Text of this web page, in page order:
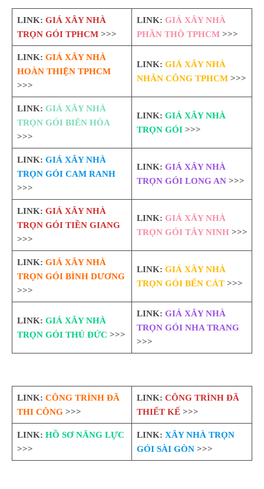
LINK: GIÁ XÂY NHÀ
TRỌN GÓI TPHCM>>>
LINK: GIÁ XÂY NHÀ
PHẦN THÔ TPHCM>>>
LINK: GIÁ XÂY NHÀ
HOÀN THIỆN TPHCM
>>>
LINK: GIÁ XÂY NHÀ
NHÂN CÔNG TPHCM>>>
LINK: GIÁ XÂY NHÀ
TRỌN GÓI BIÊN HÒA
>>>
LINK: GIÁ XÂY NHÀ
TRỌN GÓI>>>
LINK: GIÁ XÂY NHÀ
TRỌN GÓI CAM RANH
>>>
LINK: GIÁ XÂY NHÀ
TRỌN GÓI LONG AN>>>
LINK: GIÁ XÂY NHÀ
TRỌN GÓI TIỀN GIANG
>>>
LINK: GIÁ XÂY NHÀ
TRỌN GÓI TÂY NINH>>>
LINK: GIÁ XÂY NHÀ
TRỌN GÓI BÌNH DƯƠNG
>>>
LINK: GIÁ XÂY NHÀ
TRỌN GÓI BẾN CÁT>>>
LINK: GIÁ XÂY NHÀ
TRỌN GÓI THỦ ĐỨC >>>
LINK: GIÁ XÂY NHÀ
TRỌN GÓI NHA TRANG
>>>
LINK: CÔNG TRÌNH ĐÃ
THI CÔNG>>>
LINK: CÔNG TRÌNH ĐÃ
THIẾT KẾ>>>
LINK: HỒ SƠ NĂNG LỰC
>>>
LINK: XÂY NHÀ TRỌN
GÓI SÀI GÒN>>>